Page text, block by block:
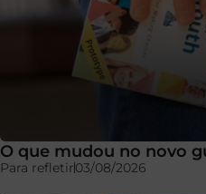
O que mudou no novo
Para refletir03/08/2026